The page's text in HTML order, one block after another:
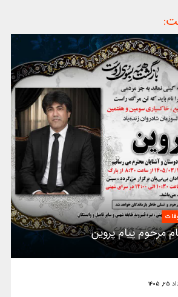
مرحوم پیام پروین
۱۴۰۵